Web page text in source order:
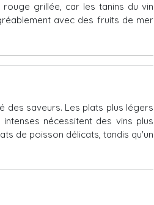
grillée, car les tanins du vin
avec des fruits de mer
des saveurs. Les plats plus légers
nécessitent des vins plus
de poisson délicats, tandis qu'un